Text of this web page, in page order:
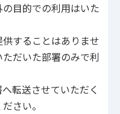
目的での利用はいた
することはありませ
だいた部署のみで利
転送させていただく
さい。